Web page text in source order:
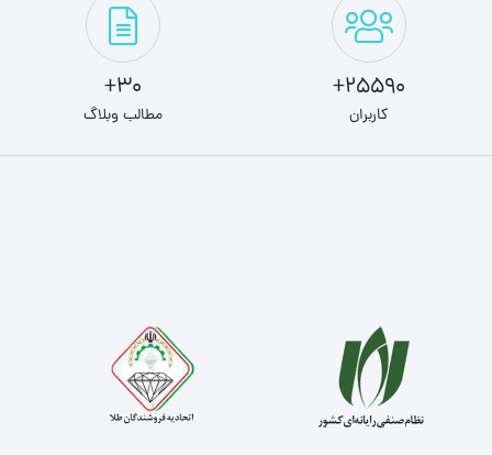
25590+
کاربران
30+
مطالب وبلاگ